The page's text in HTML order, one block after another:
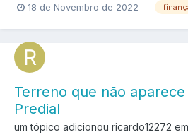
18 de Novembro de 2022
Terreno que não
Predial
um tópico adicionou ricardo12272 em